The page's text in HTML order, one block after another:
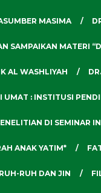
MASIMA
SAMPAIKAN MATERI
AL WASHLIYAH
UMAT : INSTITUSI
DI SEMINAR
ANAK YATIM*
RUH DAN JIN